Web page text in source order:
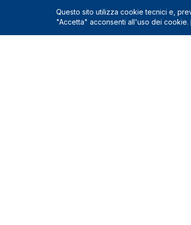
Questo sito utilizza cookie tecnici e,
"Accetta" acconsenti all'uso dei cookie.